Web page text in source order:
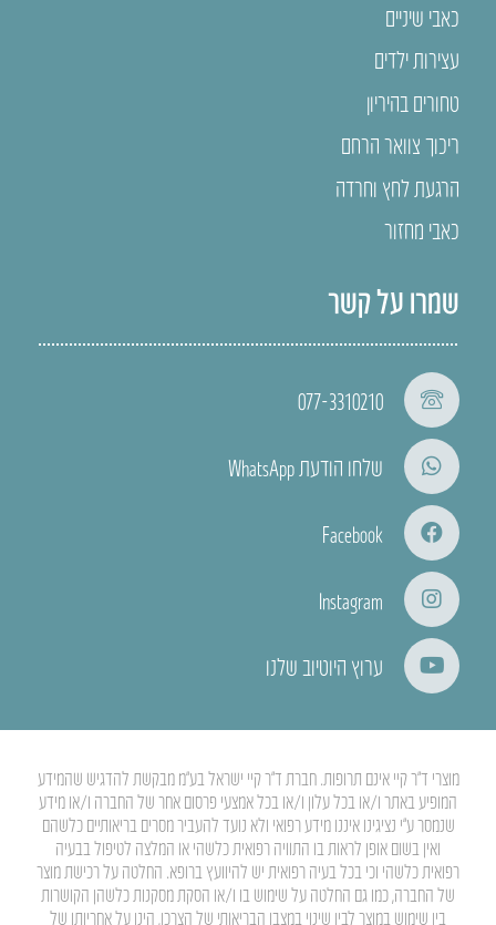
כאבי שיניים
עצירות ילדים
טחורים בהיריון
ריכוך צוואר הרחם
הרגעת לחץ וחרדה
כאבי מחזור
שמרו על קשר
077-3310210
שלחו הודעת WhatsApp
Facebook
Instagram
ערוץ היוטיוב שלנו
מוצרי ד”ר קיי אינם תרופות. חברת ד”ר קיי ישראל בע”מ מבקשת להדגיש שהמידע
המופיע באתר ו/או בכל עלון ו/או בכל אמצעי פרסום אחר של החברה ו/או מידע
שנמסר ע”י נציגינו איננו מידע רפואי ולא נועד להעביר מסרים בריאותיים כלשהם
ואין בשום אופן לראות בו התוויה רפואית כלשהי או המלצה לטיפול בבעיה
רפואית כלשהי וכי בכל בעיה רפואית יש להיוועץ ברופא. החלטה על רכישת מוצר
של החברה, כמו גם החלטה על שימוש בו ו/או הסקת מסקנות כלשהן הקושרות
בין שימוש במוצר לבין שינוי במצבו הבריאותי של הצרכן, הינן על אחריותו של